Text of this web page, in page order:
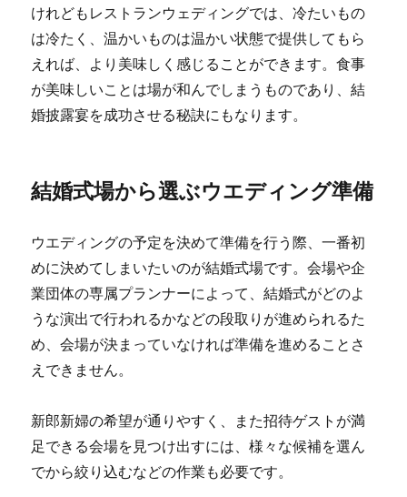
けれどもレストランウェディングでは、冷たいもの
は冷たく、温かいものは温かい状態で提供してもら
えれば、より美味しく感じることができます。食事
が美味しいことは場が和んでしまうものであり、結
婚披露宴を成功させる秘訣にもなります。
結婚式場から選ぶウエディング準備
ウエディングの予定を決めて準備を行う際、一番初
めに決めてしまいたいのが結婚式場です。会場や企
業団体の専属プランナーによって、結婚式がどのよ
うな演出で行われるかなどの段取りが進められるた
め、会場が決まっていなければ準備を進めることさ
えできません。
新郎新婦の希望が通りやすく、また招待ゲストが満
足できる会場を見つけ出すには、様々な候補を選ん
でから絞り込むなどの作業も必要です。